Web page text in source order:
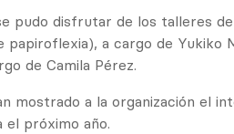
pudo disfrutar de los talleres
papiroflexia), a cargo de Yukiko
de Camila Pérez.
mostrado a la organización el
el próximo año.